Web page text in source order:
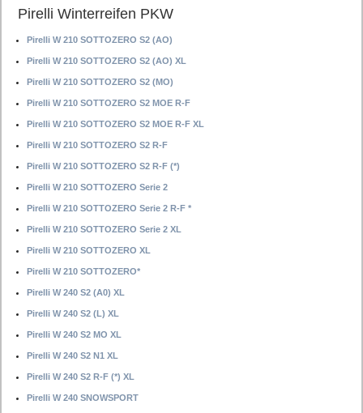
Pirelli Winterreifen PKW
Pirelli W 210 SOTTOZERO S2 (AO)
Pirelli W 210 SOTTOZERO S2 (AO) XL
Pirelli W 210 SOTTOZERO S2 (MO)
Pirelli W 210 SOTTOZERO S2 MOE R-F
Pirelli W 210 SOTTOZERO S2 MOE R-F XL
Pirelli W 210 SOTTOZERO S2 R-F
Pirelli W 210 SOTTOZERO S2 R-F (*)
Pirelli W 210 SOTTOZERO Serie 2
Pirelli W 210 SOTTOZERO Serie 2 R-F *
Pirelli W 210 SOTTOZERO Serie 2 XL
Pirelli W 210 SOTTOZERO XL
Pirelli W 210 SOTTOZERO*
Pirelli W 240 S2 (A0) XL
Pirelli W 240 S2 (L) XL
Pirelli W 240 S2 MO XL
Pirelli W 240 S2 N1 XL
Pirelli W 240 S2 R-F (*) XL
Pirelli W 240 SNOWSPORT